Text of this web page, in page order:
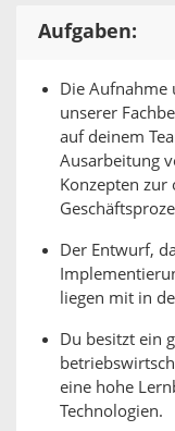
Aufgaben:
Die Aufnahme
unserer
auf deinem
Ausarbeitung
Konzepten
Der Entwurf,
liegen mit in
Du besitzt ein
eine hohe
Technologien.